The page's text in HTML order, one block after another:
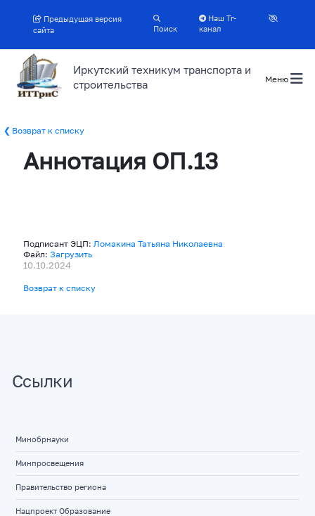
Предыдущая версия
сайта
Поиск
Наш Тг-
канал
Иркутский техникум транспорта и
строительства
Меню
Возврат к списку
Аннотация ОП.13
Подписант ЭЦП: Ломакина Татьяна Николаевна
Файл: Загрузить
10.10.2024
Возврат к списку
Ссылки
Минобрнауки
Минпросвещения
Правительство региона
Нацпроект Образование